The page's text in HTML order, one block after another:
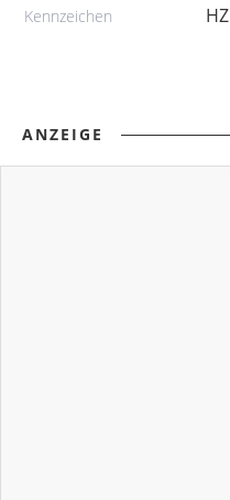
Kennzeichen HZ
ANZEIGE